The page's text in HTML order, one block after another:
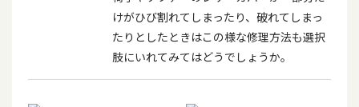
けがひび割れてしまったり、破れてしまっ
たりとしたときはこの様な修理方法も選択
肢にいれてみてはどうでしょうか。